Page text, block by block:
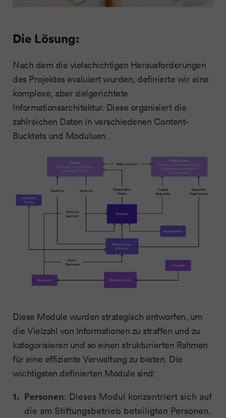
Die Lösung:
Nach dem die vielschichtigen Herausforderungen
des Projektes evaluiert wurden, definierte wir eine
komplexe, aber zielgerichtete
Informationsarchitektur. Diese organisiert die
zahlreichen Daten in verschiedenen Content-
Bucktets und Moduluen.
Diese Module wurden strategisch entworfen, um
die Vielzahl von Informationen zu straffen und zu
kategorisieren und so einen strukturierten Rahmen
für eine effiziente Verwaltung zu bieten. Die
wichtigsten definierten Module sind:
Personen: Dieses Modul konzentriert sich auf
die am Stiftungsbetrieb beteiligten Personen,